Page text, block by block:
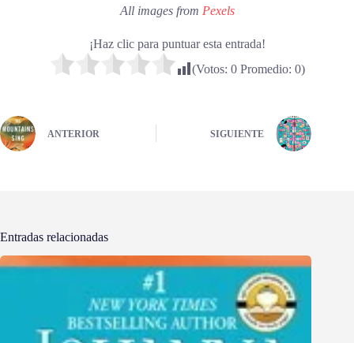
All images from Pexels
¡Haz clic para puntuar esta entrada!
(Votos: 0Promedio: 0)
ANTERIOR SIGUIENTE
Entradas relacionadas